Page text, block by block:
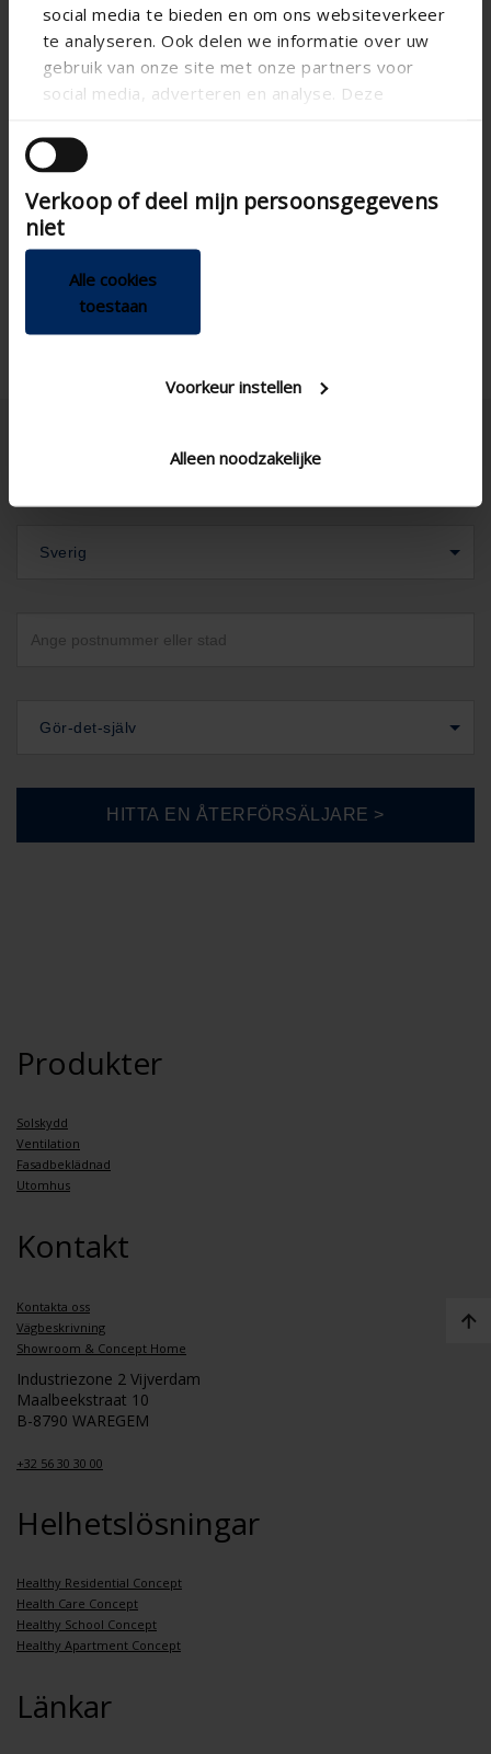
social media te bieden en om ons websiteverkeer
te analyseren. Ook delen we informatie over uw
gebruik van onze site met onze partners voor
social media, adverteren en analyse. Deze
andere informatie die u aan ze heeft verstrekt of
die ze hebben verzameld op basis van uw gebruik
van hun services.
Verkoop of deel mijn persoonsgegevens
niet
Alle cookies
toestaan
Voorkeur instellen
Alleen noodzakelijke
Sverig
Gör-det-själv
Produkter
Solskydd
Ventilation
Fasadbeklädnad
Utomhus
Kontakt
Kontakta oss
Vägbeskrivning
Showroom & Concept Home
Industriezone 2 Vijverdam
Maalbeekstraat 10
B-8790 WAREGEM
+32 56 30 30 00
Helhetslösningar
Healthy Residential Concept
Health Care Concept
Healthy School Concept
Healthy Apartment Concept
Länkar